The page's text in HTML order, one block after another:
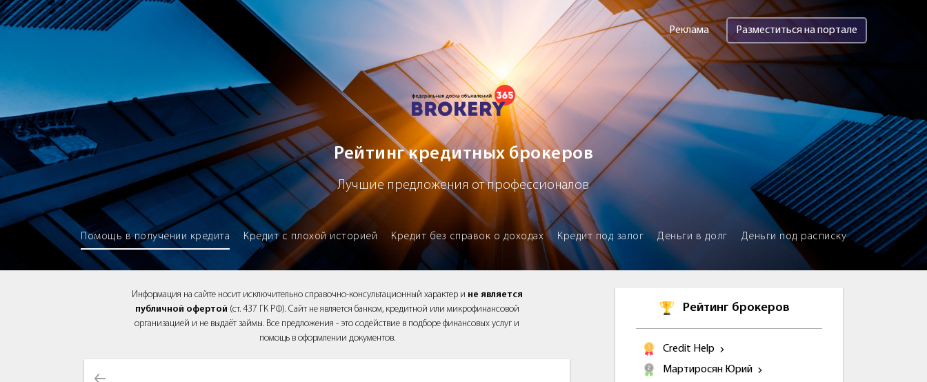
Brokery365 - Рейтинг кредитных брокеров
Реклама Разместиться на портале
Рейтинг кредитных брокеров
Лучшие предложения от профессионалов
Помощь в получении кредита Кредит с плохой историей Кредит без справок о доходах Кредит под залог Деньги в долг Деньги под расписку
Информация на сайте носит исключительно справочно-консультационный характер и не является
публичной офертой (ст. 437 ГК РФ). Сайт не является банком, кредитной или микрофинансовой
организацией и не выдаёт займы. Все предложения - это содействие в подборе финансовых услуг и
помощь в оформлении документов.
Рейтинг брокеров
Credit Help
Мартиросян Юрий